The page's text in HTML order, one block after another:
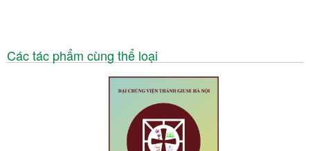
Các tác phẩm cùng thể loại